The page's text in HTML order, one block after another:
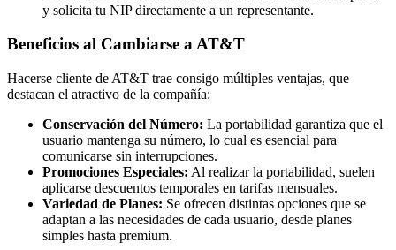
y solicita tu NIP directamente a un representante.
Beneficios al Cambiarse a AT&T
Hacerse cliente de AT&T trae consigo múltiples ventajas, que
destacan el atractivo de la compañía:
Conservación del Número: La portabilidad garantiza que el
usuario mantenga su número, lo cual es esencial para
comunicarse sin interrupciones.
Promociones Especiales: Al realizar la portabilidad, suelen
aplicarse descuentos temporales en tarifas mensuales.
Variedad de Planes: Se ofrecen distintas opciones que se
adaptan a las necesidades de cada usuario, desde planes
simples hasta premium.